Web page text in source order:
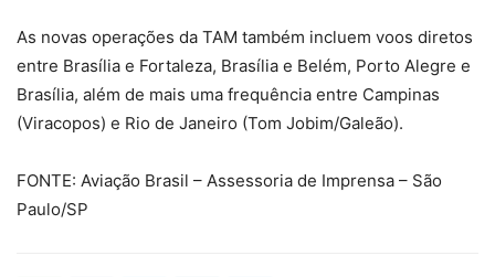
As novas operações da TAM também incluem voos diretos
entre Brasília e Fortaleza, Brasília e Belém, Porto Alegre e
Brasília, além de mais uma frequência entre Campinas
(Viracopos) e Rio de Janeiro (Tom Jobim/Galeão).
FONTE: Aviação Brasil – Assessoria de Imprensa – São
Paulo/SP